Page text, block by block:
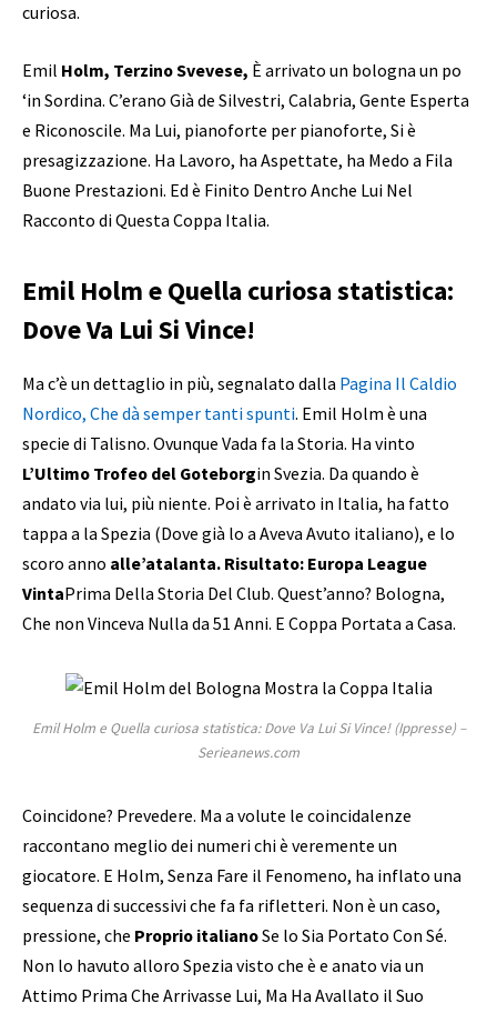
curiosa.
Emil Holm, Terzino Svevese, È arrivato un bologna un po
‘in Sordina. C’erano Già de Silvestri, Calabria, Gente Esperta
e Riconoscile. Ma Lui, pianoforte per pianoforte, Si è
presagizzazione. Ha Lavoro, ha Aspettate, ha Medo a Fila
Buone Prestazioni. Ed è Finito Dentro Anche Lui Nel
Racconto di Questa Coppa Italia.
Emil Holm e Quella curiosa statistica:
Dove Va Lui Si Vince!
Ma c’è un dettaglio in più, segnalato dalla Pagina Il Caldio
Nordico, Che dà semper tanti spunti. Emil Holm è una
specie di Talisno. Ovunque Vada fa la Storia. Ha vinto
L’Ultimo Trofeo del Goteborgin Svezia. Da quando è
andato via lui, più niente. Poi è arrivato in Italia, ha fatto
tappa a la Spezia (Dove già lo a Aveva Avuto italiano), e lo
scoro anno alle’atalanta. Risultato: Europa League
VintaPrima Della Storia Del Club. Quest’anno? Bologna,
Che non Vinceva Nulla da 51 Anni. E Coppa Portata a Casa.
Emil Holm e Quella curiosa statistica: Dove Va Lui Si Vince! (Ippresse) –
Serieanews.com
Coincidone? Prevedere. Ma a volute le coincidalenze
raccontano meglio dei numeri chi è veremente un
giocatore. E Holm, Senza Fare il Fenomeno, ha inflato una
sequenza di successivi che fa fa rifletteri. Non è un caso,
pressione, che Proprio italianoSe lo Sia Portato Con Sé.
Non lo havuto alloro Spezia visto che è e anato via un
Attimo Prima Che Arrivasse Lui, Ma Ha Avallato il Suo